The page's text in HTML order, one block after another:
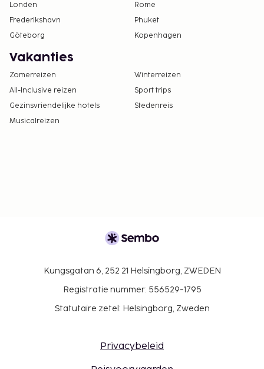
Londen
Rome
Frederikshavn
Phuket
Göteborg
Kopenhagen
Vakanties
Zomerreizen
Winterreizen
All-Inclusive reizen
Sport trips
Gezinsvriendelijke hotels
Stedenreis
Musicalreizen
Kungsgatan 6, 252 21 Helsingborg, ZWEDEN
Registratie nummer: 556529-1795
Statutaire zetel: Helsingborg, Zweden
Privacybeleid